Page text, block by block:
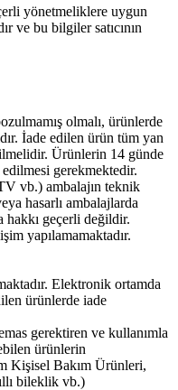
yönetmeliklere uygun
ve bu bilgiler satıcının
olmalı, ürünlerde
İade edilen ürün tüm yan
Ürünlerin 14 günde
gerekmektedir.
vb.) ambalajın teknik
hasarlı ambalajlarda
hakkı geçerli değildir.
yapılamamaktadır.
Elektronik ortamda
ürünlerde iade
gerektiren ve kullanımla
ürünlerin
Kişisel Bakım Ürünleri,
bileklik vb.)